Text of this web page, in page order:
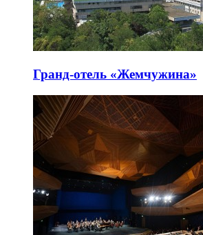
Гранд-отель «Жемчужина»